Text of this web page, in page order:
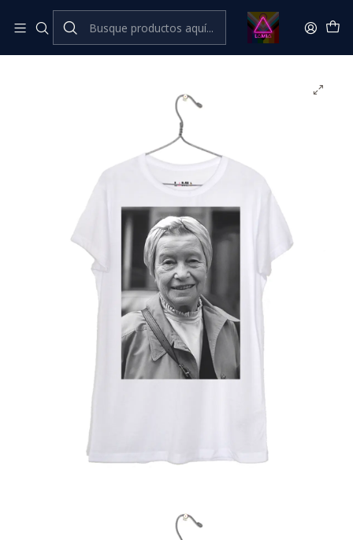
Inicio Catálogo Classic Feminismo💜​🔥​ Classic
Simone de Beauvoir #13